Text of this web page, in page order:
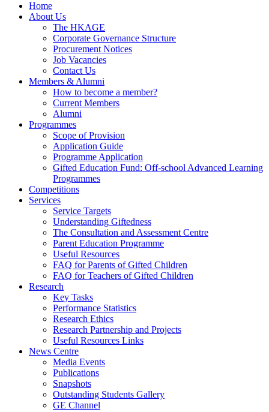
Home
About Us
The HKAGE
Corporate Governance Structure
Procurement Notices
Job Vacancies
Contact Us
Members & Alumni
How to become a member?
Current Members
Alumni
Programmes
Scope of Provision
Application Guide
Programme Application
Gifted Education Fund: Off-school Advanced Learning
Programmes
Competitions
Services
Service Targets
Understanding Giftedness
The Consultation and Assessment Centre
Parent Education Programme
Useful Resources
FAQ for Parents of Gifted Children
FAQ for Teachers of Gifted Children
Research
Key Tasks
Performance Statistics
Research Ethics
Research Partnership and Projects
Useful Resources Links
News Centre
Media Events
Publications
Snapshots
Outstanding Students Gallery
GE Channel